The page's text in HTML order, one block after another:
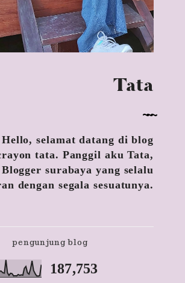
Tata
Hello, selamat datang di blog
tata. Panggil aku Tata,
Blogger surabaya yang selalu
dengan segala sesuatunya.
pengunjung blog
187,753